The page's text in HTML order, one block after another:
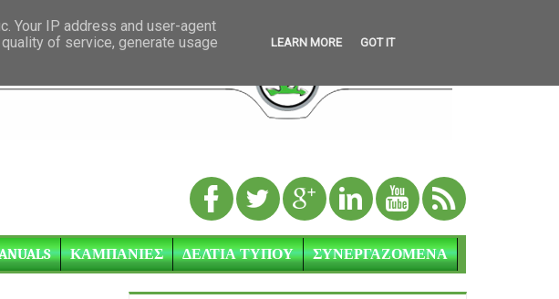
ΚΑΜΠΑΝΙΕΣ ΔΕΛΤΙΑ ΤΥΠΟΥ ΣΥΝΕΡΓΑΖΟΜΕΝΑ
Your IP address and user-agent
of service, generate usage
LEARN MORE GOT IT